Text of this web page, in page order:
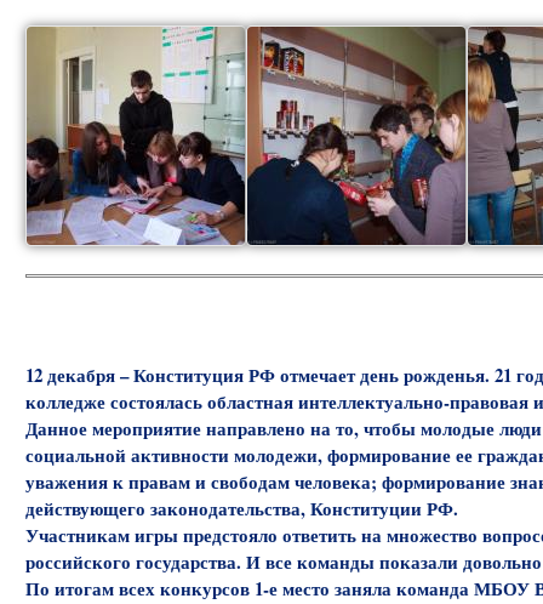
12 декабря – Конституция РФ отмечает день рожденья. 21
колледже состоялась областная интеллектуально-
Данное мероприятие направлено на то, чтобы молодые
социальной активности молодежи, формирование ее
уважения к правам и свободам человека; формирование
действующего законодательства, Конституции РФ.
Участникам игры предстояло ответить на множество
российского государства. И все команды показали
По итогам всех конкурсов 1-е место заняла команда